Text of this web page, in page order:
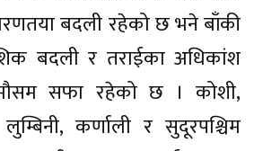
बदली रहेको छ भने बाँकी
बदली र तराईका अधिकांश
मौसम सफा रहेको छ । कोशी,
कर्णाली र सुदूरपश्चिम